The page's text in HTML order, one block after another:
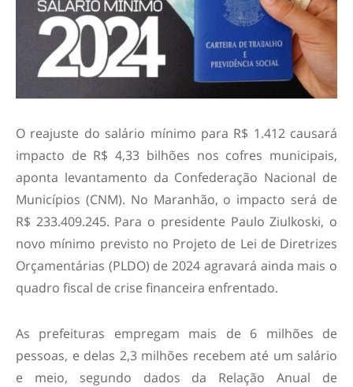
O reajuste do salário mínimo para R$ 1.412 causará
impacto de R$ 4,33 bilhões nos cofres municipais,
aponta levantamento da Confederação Nacional de
Municípios (CNM). No Maranhão, o impacto será de
R$ 233.409.245. Para o presidente Paulo Ziulkoski, o
novo mínimo previsto no Projeto de Lei de Diretrizes
Orçamentárias (PLDO) de 2024 agravará ainda mais o
quadro fiscal de crise financeira enfrentado.
As prefeituras empregam mais de 6 milhões de
pessoas, e delas 2,3 milhões recebem até um salário
e meio, segundo dados da Relação Anual de